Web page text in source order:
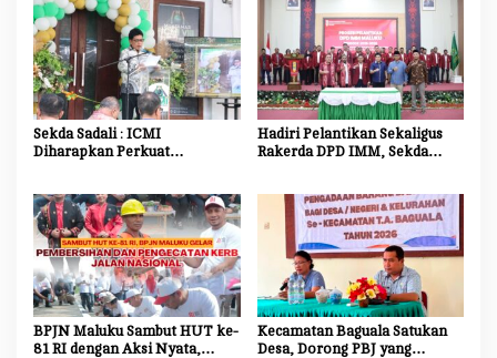
Sekda Sadali : ICMI
Diharapkan Perkuat
Hadiri Pelantikan Sekaligus
Rakerda DPD IMM, Sekda
Mitra Strategis Pemerintah
BPJN Maluku Sambut HUT ke-
81 RI dengan Aksi Nyata,
Kecamatan Baguala Satukan
Desa, Dorong PBJ yang